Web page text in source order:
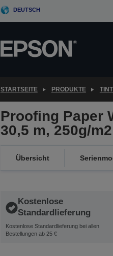
DEUTSCH
STARTSEITE PRODUKTE
Proofing Paper
30,5 m, 250g/m2
Übersicht
Kostenlose
Standardlieferung
Kostenlose Standardlieferung bei allen
Bestellungen ab 25 €